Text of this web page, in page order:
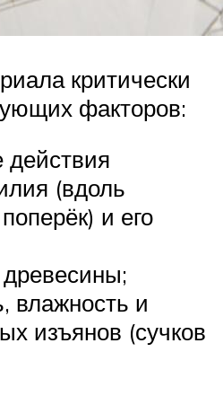
критически
факторов:
действия
(вдоль
и его
влажность и
изъянов (сучков